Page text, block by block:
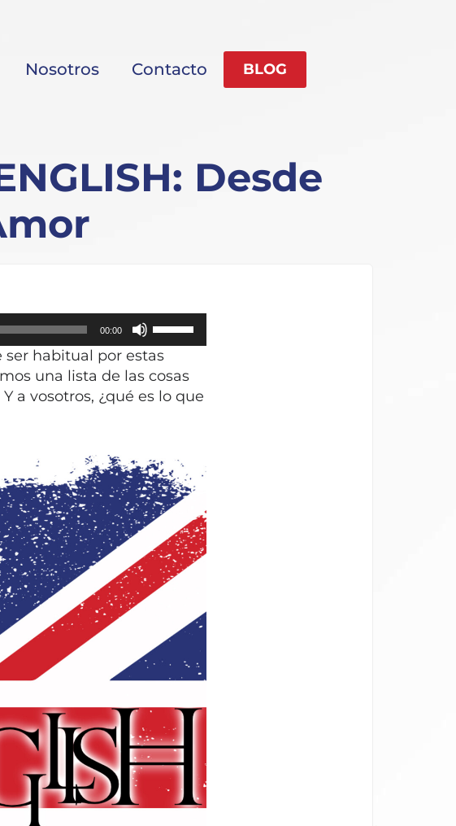
Nosotros Contacto BLOG
Desde
00:00
Utiliza
las
teclas
de
flecha
aumentar
o
disminuir
el
volumen.
ser habitual por estas
una lista de las cosas
a vosotros, ¿qué es lo que